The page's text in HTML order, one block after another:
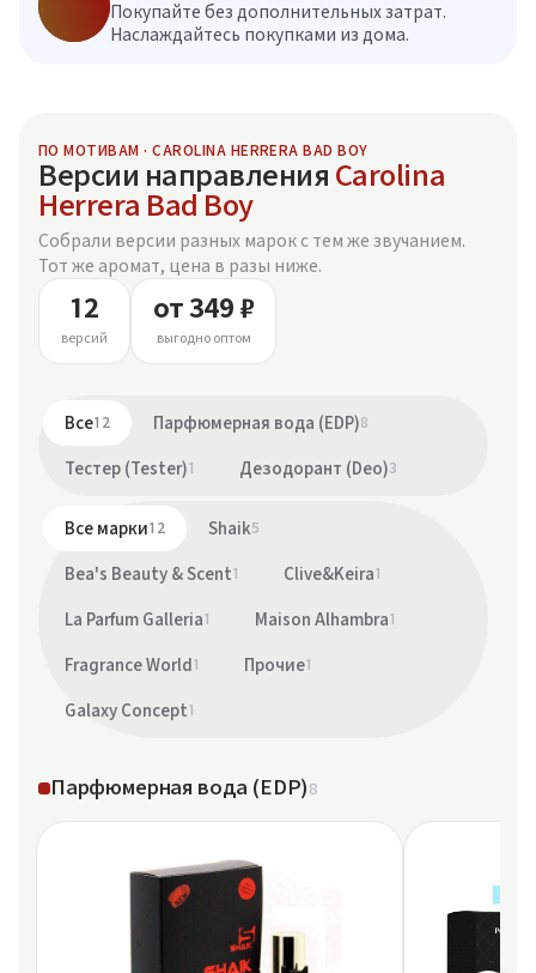
Покупайте без дополнительных затрат.
Наслаждайтесь покупками из дома.
ПО МОТИВАМ · CAROLINA HERRERA BAD BOY
Версии направления Carolina
Herrera Bad Boy
Собрали версии разных марок с тем же звучанием.
Тот же аромат, цена в разы ниже.
12
версий
от 349 ₽
выгодно оптом
Все12 Парфюмерная вода (EDP)8
Тестер (Tester)1 Дезодорант (Deo)3
Все марки12 Shaik5
Bea's Beauty & Scent1 Clive&Keira1
La Parfum Galleria1 Maison Alhambra1
Fragrance World 1 Прочие1
Galaxy Concept1
Парфюмерная вода (EDP)8